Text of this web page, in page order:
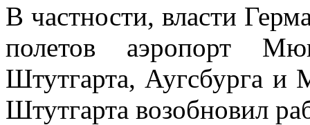
В частности, власти
полетов аэропорт
Штутгарта, Аугсбурга и
Штутгарта возобновил